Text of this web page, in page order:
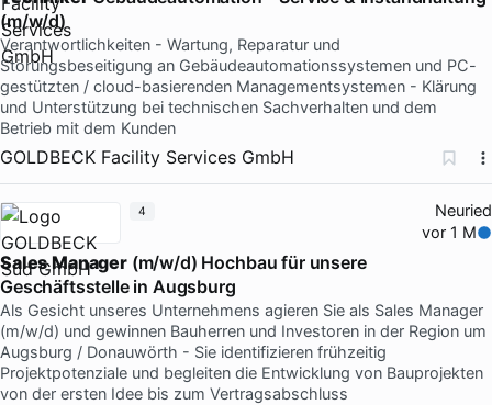
(m/w/d)
Verantwortlichkeiten - Wartung, Reparatur und
Störungsbeseitigung an Gebäudeautomationssystemen und PC-
gestützten / cloud-basierenden Managementsystemen - Klärung
und Unterstützung bei technischen Sachverhalten und dem
Betrieb mit dem Kunden
GOLDBECK Facility Services GmbH
Neuried
vor 1 M
SalesManager(m/w/d) Hochbau für unsere
Geschäftsstelle in Augsburg
Als Gesicht unseres Unternehmens agieren Sie als Sales Manager
(m/w/d) und gewinnen Bauherren und Investoren in der Region um
Augsburg / Donauwörth - Sie identifizieren frühzeitig
Projektpotenziale und begleiten die Entwicklung von Bauprojekten
von der ersten Idee bis zum Vertragsabschluss
4